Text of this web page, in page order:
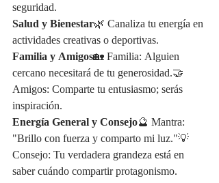
seguridad.
Salud y Bienestar🌿 Canaliza tu energía en
actividades creativas o deportivas.
Familia y Amigos🏡 Familia: Alguien
cercano necesitará de tu generosidad.🤝
Amigos: Comparte tu entusiasmo; serás
inspiración.
Energía General y Consejo🔮 Mantra:
"Brillo con fuerza y comparto mi luz."💡
Consejo: Tu verdadera grandeza está en
saber cuándo compartir protagonismo.